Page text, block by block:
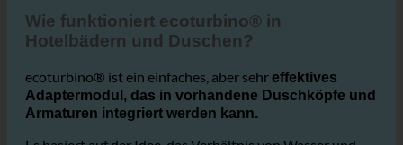
1. Wie hilft ecoturbino® diesem Hotelpartner?
Hotelbädern und Duschen?
ecoturbino® ist ein einfaches, aber sehr